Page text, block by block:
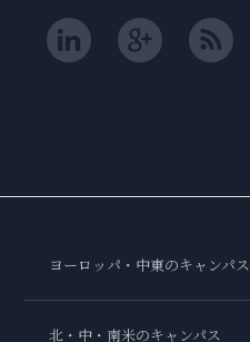
ヨーロッパ・中東のキャンパス
北・中・南米のキャンパス